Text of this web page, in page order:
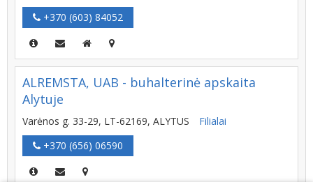
+370 (603) 84052
ALREMSTA, UAB - buhalterinė apskaita
Alytuje
Varėnos g. 33-29, LT-62169, ALYTUS
Filialai
+370 (656) 06590